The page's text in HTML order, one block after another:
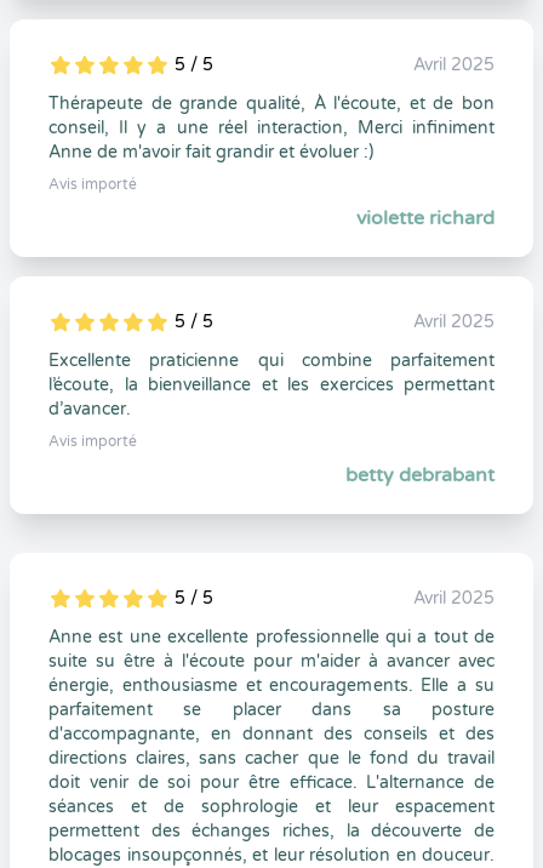
5
1
5
0 5 / 5
Avril 2025
Thérapeute de grande qualité, À l'écoute, et de bon
conseil, Il y a une réel interaction, Merci infiniment
Anne de m'avoir fait grandir et évoluer :)
Avis importé
violette richard
5
1
5
0 5 / 5
Avril 2025
Excellente praticienne qui combine parfaitement
l’écoute, la bienveillance et les exercices permettant
d’avancer.
Avis importé
betty debrabant
5
1
5
0 5 / 5
Avril 2025
Anne est une excellente professionnelle qui a tout de
suite su être à l'écoute pour m'aider à avancer avec
énergie, enthousiasme et encouragements. Elle a su
parfaitement se placer dans sa posture
d'accompagnante, en donnant des conseils et des
directions claires, sans cacher que le fond du travail
doit venir de soi pour être efficace. L'alternance de
séances et de sophrologie et leur espacement
permettent des échanges riches, la découverte de
blocages insoupçonnés, et leur résolution en douceur.